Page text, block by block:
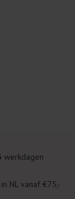
werkdagen
NL vanaf €75,-